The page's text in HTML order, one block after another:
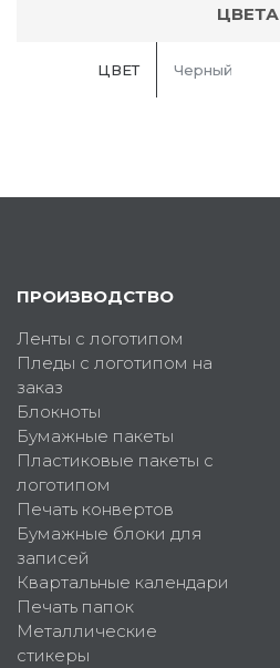
ЦВЕТА
ЦВЕТ Черный
ПРОИЗВОДСТВО
Ленты с логотипом
Пледы с логотипом на
заказ
Блокноты
Бумажные пакеты
Пластиковые пакеты с
логотипом
Печать конвертов
Бумажные блоки для
записей
Квартальные календари
Печать папок
Металлические
стикеры